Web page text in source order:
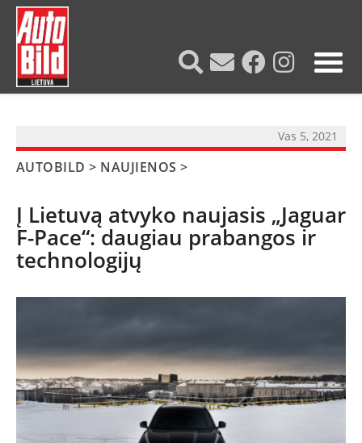
Vas 5, 2021
AUTOBILD > NAUJIENOS >
Į Lietuvą atvyko naujasis „Jaguar
F-Pace“: daugiau prabangos ir
technologijų